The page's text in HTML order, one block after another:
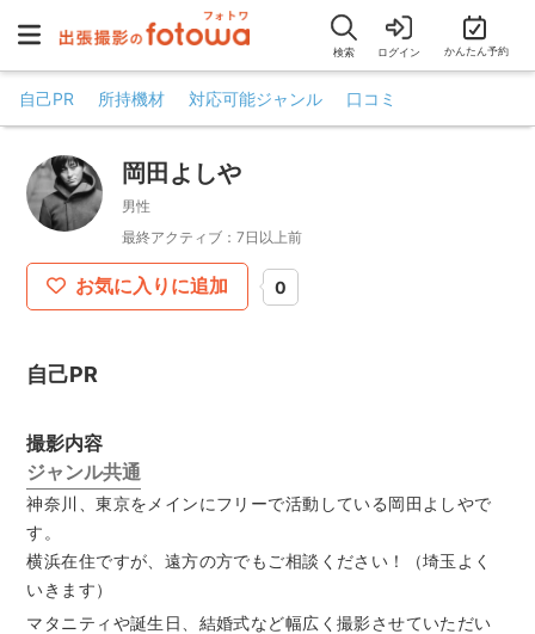
検索 ログイン かんたん予約
自己PR 所持機材 対応可能ジャンル 口コミ
岡田よしや
男性
最終アクティブ：7日以上前
お気に入りに追加 0
自己PR
撮影内容
ジャンル共通
神奈川、東京をメインにフリーで活動している岡田よしやで
す。
横浜在住ですが、遠方の方でもご相談ください！（埼玉よく
いきます）
マタニティや誕生日、結婚式など幅広く撮影させていただい